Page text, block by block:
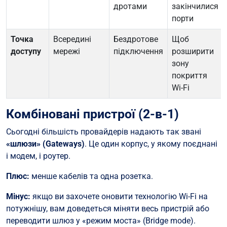
дротами
закінчилися
порти
Точка
доступу
Всередині
мережі
Бездротове
підключення
Щоб
розширити
зону
покриття
Wi-Fi
Комбіновані пристрої (2-в-1)
Сьогодні більшість провайдерів надають так звані
«шлюзи» (Gateways). Це один корпус, у якому поєднані
і модем, і роутер.
Плюс: менше кабелів та одна розетка.
Мінус: якщо ви захочете оновити технологію Wi-Fi на
потужнішу, вам доведеться міняти весь пристрій або
переводити шлюз у «режим моста» (Bridge mode).